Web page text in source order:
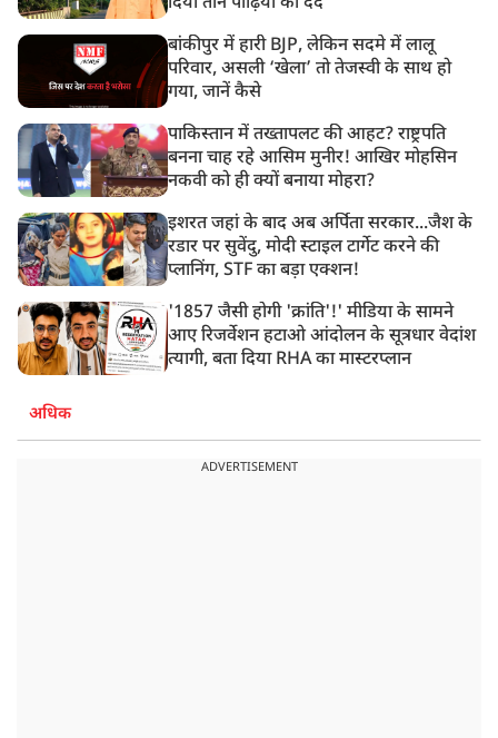
बांकीपुर में हारी BJP, लेकिन सदमे में लालू
परिवार, असली ‘खेला’ तो तेजस्वी के साथ हो
गया, जानें कैसे
पाकिस्तान में तख्तापलट की आहट? राष्ट्रपति
बनना चाह रहे आसिम मुनीर! आखिर मोहसिन
नकवी को ही क्यों बनाया मोहरा?
इशरत जहां के बाद अब अर्पिता सरकार...जैश के
रडार पर सुवेंदु, मोदी स्टाइल टार्गेट करने की
प्लानिंग, STF का बड़ा एक्शन!
'1857 जैसी होगी 'क्रांति'!' मीडिया के सामने
आए रिजर्वेशन हटाओ आंदोलन के सूत्रधार वेदांश
त्यागी, बता दिया RHA का मास्टरप्लान
अधिक
ADVERTISEMENT